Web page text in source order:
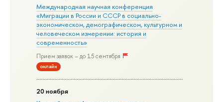
Международная научная конференция
«Миграции в Росcии и СССР в социально-
экономическом, демографическом, культурном и
человеческом измерении: история и
современность»
Прием заявок – до 15 сентября
онлайн
20 ноября